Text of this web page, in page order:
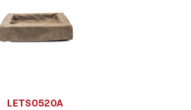
LETS0520A